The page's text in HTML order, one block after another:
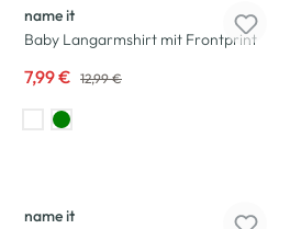
name it
Baby Langarmshirt mit Frontprint
7,99 € 12,99 €
name it